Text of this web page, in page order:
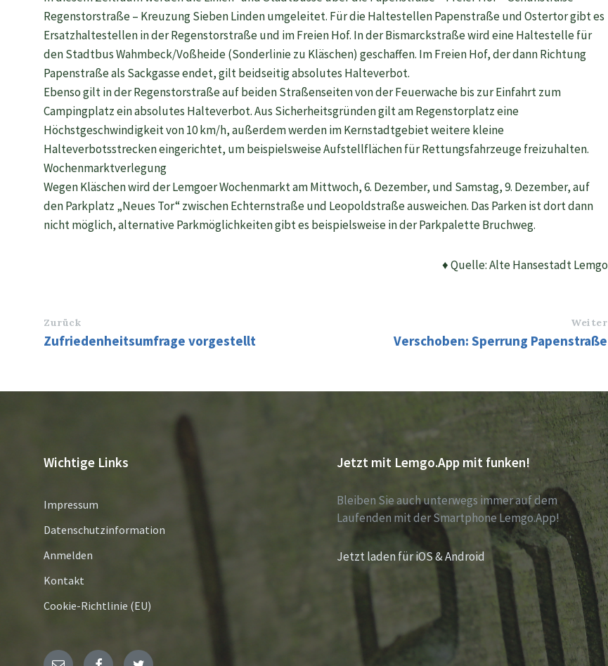
Regenstorstraße – Kreuzung Sieben Linden umgeleitet. Für die Haltestellen Papenstraße und Ostertor gibt es
Ersatzhaltestellen in der Regenstorstraße und im Freien Hof. In der Bismarckstraße wird eine Haltestelle für
den Stadtbus Wahmbeck/Voßheide (Sonderlinie zu Kläschen) geschaffen. Im Freien Hof, der dann Richtung
Papenstraße als Sackgasse endet, gilt beidseitig absolutes Halteverbot.
Ebenso gilt in der Regenstorstraße auf beiden Straßenseiten von der Feuerwache bis zur Einfahrt zum
Campingplatz ein absolutes Halteverbot. Aus Sicherheitsgründen gilt am Regenstorplatz eine
Höchstgeschwindigkeit von 10 km/h, außerdem werden im Kernstadtgebiet weitere kleine
Halteverbotsstrecken eingerichtet, um beispielsweise Aufstellflächen für Rettungsfahrzeuge freizuhalten.
Wochenmarktverlegung
Wegen Kläschen wird der Lemgoer Wochenmarkt am Mittwoch, 6. Dezember, und Samstag, 9. Dezember, auf
den Parkplatz „Neues Tor“ zwischen Echternstraße und Leopoldstraße ausweichen. Das Parken ist dort dann
nicht möglich, alternative Parkmöglichkeiten gibt es beispielsweise in der Parkpalette Bruchweg.
♦ Quelle: Alte Hansestadt Lemgo
Zurück
Zufriedenheitsumfrage vorgestellt
Weiter
Verschoben: Sperrung Papenstraße
Wichtige Links
Impressum
Datenschutzinformation
Anmelden
Kontakt
Cookie-Richtlinie (EU)
Jetzt mit Lemgo.App mit funken!
Bleiben Sie auch unterwegs immer auf dem
Laufenden mit der Smartphone Lemgo.App!
Jetzt laden für iOS & Android